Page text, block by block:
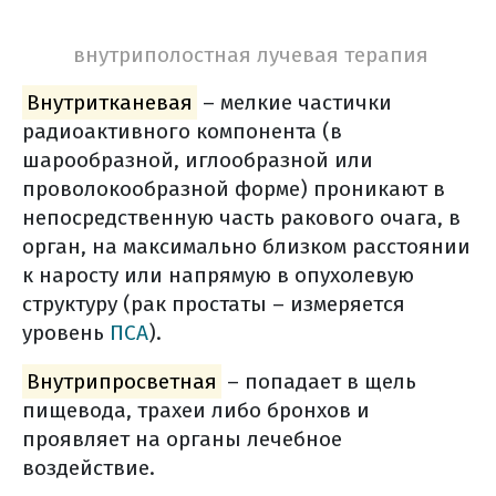
препаратов лечения рака
поджелудочной железы
лечение побочных явлений (общая
информация)
реабилитация
другие методы реабилитации
уход и реабилитация (общая
информация)
диспансерное наблюдение
диспансерное наблюдение (общая
информация)
симптоматическая терапия
желтуха
тонкокишечная непроходимость
внутриполостная лучевая терапия
Внутритканевая – мелкие частички
радиоактивного компонента (в
шарообразной, иглообразной или
проволокообразной форме) проникают в
непосредственную часть ракового очага, в
орган, на максимально близком расстоянии
к наросту или напрямую в опухолевую
структуру (рак простаты – измеряется
уровень ПСА).
Внутрипросветная – попадает в щель
пищевода, трахеи либо бронхов и
проявляет на органы лечебное
воздействие.